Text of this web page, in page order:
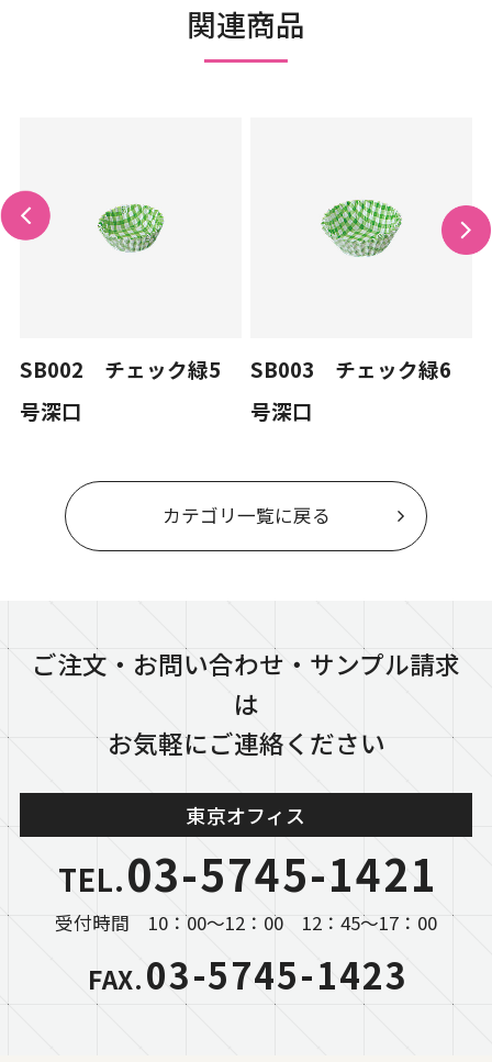
関連商品
SB002 チェック緑5
号深口
SB003 チェック緑6
号深口
カテゴリ一覧に戻る
ご注文・お問い合わせ・サンプル請求
は
お気軽にご連絡ください
東京オフィス
TEL.03-5745-1421
受付時間 10：00～12：00 12：45～17：00
FAX.03-5745-1423